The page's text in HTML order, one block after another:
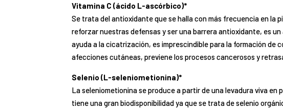
Vitamina C (ácido L-ascórbico)*
Se trata del antioxidante que se halla con más frecuencia en la
reforzar nuestras defensas y ser una barrera antioxidante, es
ayuda a la cicatrización, es imprescindible para la formación de
afecciones cutáneas, previene los procesos cancerosos y
Selenio (L-seleniometionina)*
La seleniometionina se produce a partir de una levadura viva en
tiene una gran biodisponibilidad ya que se trata de selenio